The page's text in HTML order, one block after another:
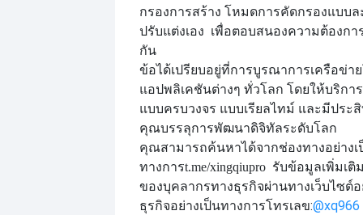
กรองการสร้าง โหมดการคัดกรองแบบ
ปรับแต่งเอง เพื่อตอบสนองความต้องก
กัน
ข้อได้เปรียบอยู่ที่การบูรณาการเครือข่า
แอปพลิเคชันต่างๆ ทั่วโลก โดยให้บริกา
แบบครบวงจร แบบเรียลไทม์ และมีประ
คุณบรรลุการพัฒนาดิจิทัลระดับโลก
คุณสามารถค้นหาได้จากช่องทางอย่างเ
ทางการt.me/xingqiupro รับข้อมูลเพิ่มเติ
ของบุคลากรทางธุรกิจผ่านทางเว็บไซต์อ
ธุรกิจอย่างเป็นทางการโทรเลข:@xq966